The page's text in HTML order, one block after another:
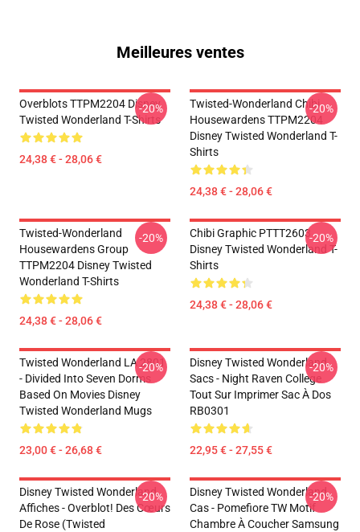
Meilleures ventes
Overblots TTPM2204 Disney
Twisted Wonderland T-Shirts
24,38 € - 28,06 €
-20%
Twisted-Wonderland Chibi
Housewardens TTPM2204
Disney Twisted Wonderland T-
Shirts
24,38 € - 28,06 €
-20%
Twisted-Wonderland
Housewardens Group
TTPM2204 Disney Twisted
Wonderland T-Shirts
24,38 € - 28,06 €
-20%
Chibi Graphic PTTT2603
Disney Twisted Wonderland T-
Shirts
24,38 € - 28,06 €
-20%
Twisted Wonderland LA 2801
- Divided Into Seven Dorms
Based On Movies Disney
Twisted Wonderland Mugs
23,00 € - 26,68 €
-20%
Disney Twisted Wonderland
Sacs - Night Raven College
Tout Sur Imprimer Sac À Dos
RB0301
22,95 € - 27,55 €
-20%
Disney Twisted Wonderland
Affiches - Overblot! Des Cœurs
De Rose (Twisted
-20%
Disney Twisted Wonderland
Cas - Pomefiore TW Motif
Chambre À Coucher Samsung
-20%